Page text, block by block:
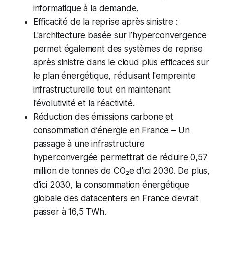
informatique à la demande.
Efficacité de la reprise après sinistre :
L'architecture basée sur l’hyperconvergence
permet également des systèmes de reprise
après sinistre dans le cloud plus efficaces sur
le plan énergétique, réduisant l'empreinte
infrastructurelle tout en maintenant
l'évolutivité et la réactivité.
Réduction des émissions carbone et
consommation d’énergie en France – Un
passage à une infrastructure
hyperconvergée permettrait de réduire 0,57
million de tonnes de CO₂e d'ici 2030. De plus,
d'ici 2030, la consommation énergétique
globale des datacenters en France devrait
passer à 16,5 TWh.